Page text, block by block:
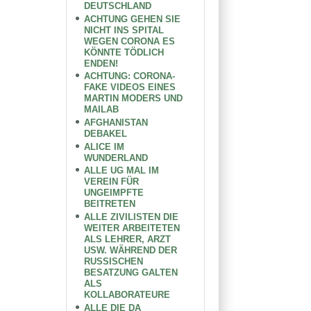
DEUTSCHLAND
ACHTUNG GEHEN SIE
NICHT INS SPITAL
WEGEN CORONA ES
KÖNNTE TÖDLICH
ENDEN!
ACHTUNG: CORONA-
FAKE VIDEOS EINES
MARTIN MODERS UND
MAILAB
AFGHANISTAN
DEBAKEL
ALICE IM
WUNDERLAND
ALLE UG MAL IM
VEREIN FÜR
UNGEIMPFTE
BEITRETEN
ALLE ZIVILISTEN DIE
WEITER ARBEITETEN
ALS LEHRER, ARZT
USW. WÄHREND DER
RUSSISCHEN
BESATZUNG GALTEN
ALS
KOLLABORATEURE
ALLE DIE DA